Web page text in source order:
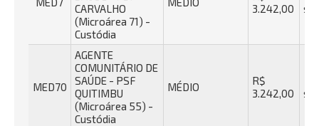
CARVALHO
(Microárea 71) -
Custódia
3.242,00
MED70
AGENTE
COMUNITÁRIO DE
SAÚDE - PSF
QUITIMBU
(Microárea 55) -
Custódia
MÉDIO
R$
3.242,00